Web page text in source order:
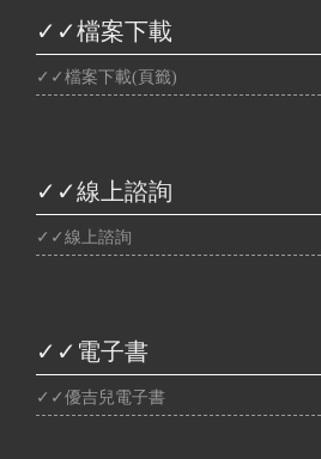
✓✓檔案下載
✓✓檔案下載(頁籤)
✓✓線上諮詢
✓✓線上諮詢
✓✓電子書
✓✓優吉兒電子書